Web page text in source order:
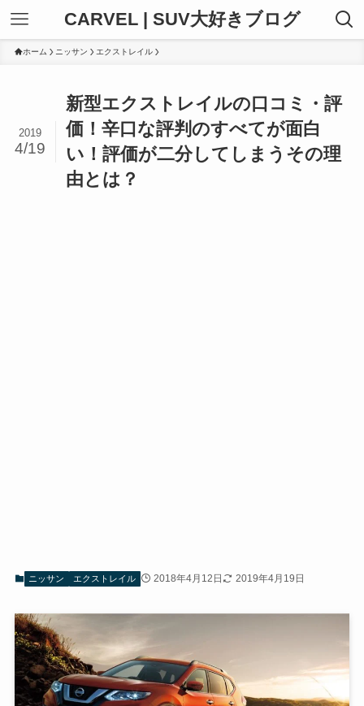
CARVEL | SUV大好きブログ
ホーム ニッサン エクストレイル
新型エクストレイルの口コミ・評
価！辛口な評判のすべてが面白
い！評価が二分してしまうその理
由とは？
2019
4/19
ニッサン エクストレイル 2018年4月12日 2019年4月19日